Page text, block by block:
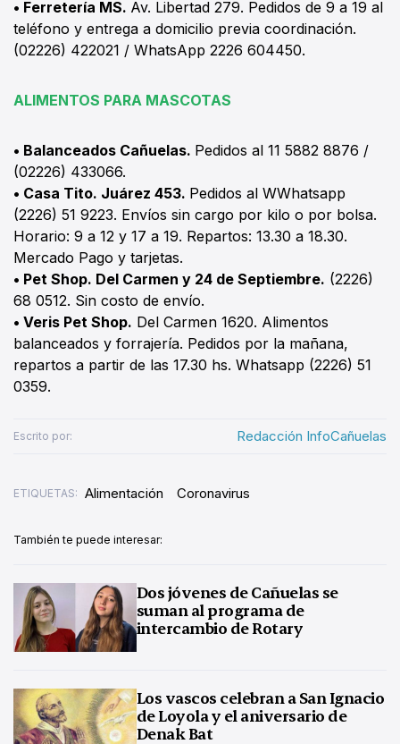
• Ferretería MS. Av. Libertad 279. Pedidos de 9 a 19 al
teléfono y entrega a domicilio previa coordinación.
(02226) 422021 / WhatsApp 2226 604450.
ALIMENTOS PARA MASCOTAS
• Balanceados Cañuelas. Pedidos al 11 5882 8876 /
(02226) 433066.
• Casa Tito. Juárez 453. Pedidos al WWhatsapp
(2226) 51 9223. Envíos sin cargo por kilo o por bolsa.
Horario: 9 a 12 y 17 a 19. Repartos: 13.30 a 18.30.
Mercado Pago y tarjetas.
• Pet Shop. Del Carmen y 24 de Septiembre. (2226)
68 0512. Sin costo de envío.
• Veris Pet Shop. Del Carmen 1620. Alimentos
balanceados y forrajería. Pedidos por la mañana,
repartos a partir de las 17.30 hs. Whatsapp (2226) 51
0359.
Escrito por: Redacción InfoCañuelas
ETIQUETAS: Alimentación Coronavirus
También te puede interesar:
Dos jóvenes de Cañuelas se
suman al programa de
intercambio de Rotary
Los vascos celebran a San Ignacio
de Loyola y el aniversario de
Denak Bat